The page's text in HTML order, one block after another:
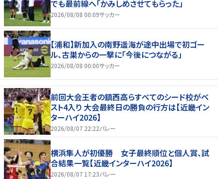
でも最前線へ「かみしめさせてもらった」
2026/08/08 00:09サッカー
【浦和】新加入の南野遥海が途中出場で初ゴー
ル、古巣からの一撃に「今後につながる」
2026/08/08 00:00サッカー
前回大会王者の鎮西高らすべてのシード校がベ
スト4入り 大会最終日の勝負の行方は【近畿イン
ターハイ2026】
2026/08/07 22:22バレー
横浜隼人が初優勝 女子最終順位と個人賞、試
合結果一覧【近畿インターハイ2026】
2026/08/07 17:23バレー